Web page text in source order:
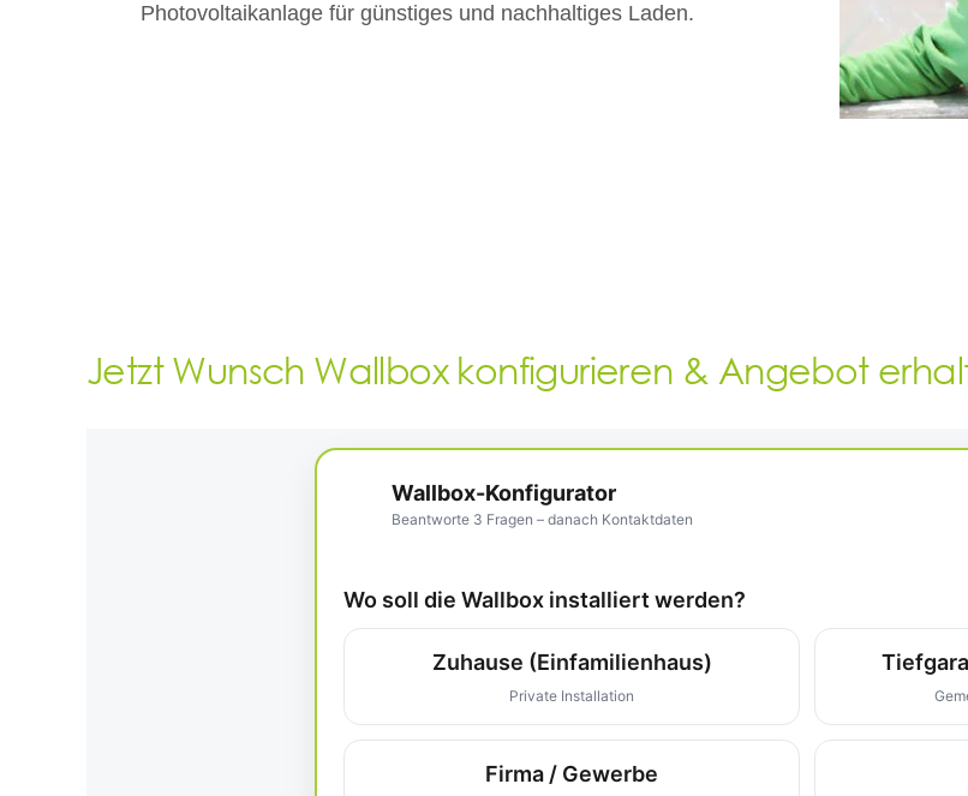
Photovoltaikanlage für günstiges und nachhaltiges Laden.
Jetzt Wunsch Wallbox konfigurieren & Angebot
Wallbox-Konfigurator
Beantworte 3 Fragen – danach Kontaktdaten
Wo soll die Wallbox installiert werden?
Zuhause (Einfamilienhaus)
Private Installation
Firma / Gewerbe